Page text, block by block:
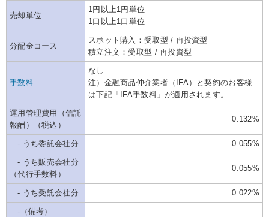
売却単位
1円以上1円単位
1口以上1口単位
分配金コース
スポット購入：受取型 / 再投資型
積立注文：受取型 / 再投資型
手数料
なし
注）金融商品仲介業者（IFA）と契約のお客様
は下記「IFA手数料」が適用されます。
運用管理費用（信託
報酬）（税込）
0.132%
- うち委託会社分 0.055%
- うち販売会社分
（代行手数料）
0.055%
- うち受託会社分 0.022%
-（備考）